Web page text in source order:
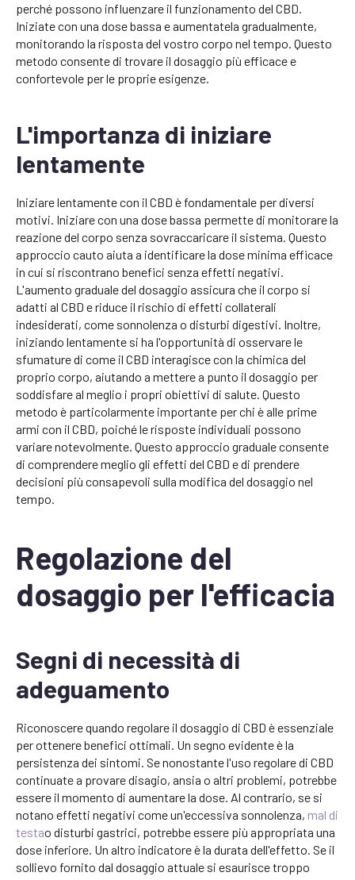
perché possono influenzare il funzionamento del CBD.
Iniziate con una dose bassa e aumentatela gradualmente,
monitorando la risposta del vostro corpo nel tempo. Questo
metodo consente di trovare il dosaggio più efficace e
confortevole per le proprie esigenze.
L'importanza di iniziare
lentamente
Iniziare lentamente con il CBD è fondamentale per diversi
motivi. Iniziare con una dose bassa permette di monitorare la
reazione del corpo senza sovraccaricare il sistema. Questo
approccio cauto aiuta a identificare la dose minima efficace
in cui si riscontrano benefici senza effetti negativi.
L'aumento graduale del dosaggio assicura che il corpo si
adatti al CBD e riduce il rischio di effetti collaterali
indesiderati, come sonnolenza o disturbi digestivi. Inoltre,
iniziando lentamente si ha l'opportunità di osservare le
sfumature di come il CBD interagisce con la chimica del
proprio corpo, aiutando a mettere a punto il dosaggio per
soddisfare al meglio i propri obiettivi di salute. Questo
metodo è particolarmente importante per chi è alle prime
armi con il CBD, poiché le risposte individuali possono
variare notevolmente. Questo approccio graduale consente
di comprendere meglio gli effetti del CBD e di prendere
decisioni più consapevoli sulla modifica del dosaggio nel
tempo.
Regolazione del
dosaggio per l'efficacia
Segni di necessità di
adeguamento
Riconoscere quando regolare il dosaggio di CBD è essenziale
per ottenere benefici ottimali. Un segno evidente è la
persistenza dei sintomi. Se nonostante l'uso regolare di CBD
continuate a provare disagio, ansia o altri problemi, potrebbe
essere il momento di aumentare la dose. Al contrario, se si
notano effetti negativi come un'eccessiva sonnolenza, mal di
testao disturbi gastrici, potrebbe essere più appropriata una
dose inferiore. Un altro indicatore è la durata dell'effetto. Se il
sollievo fornito dal dosaggio attuale si esaurisce troppo